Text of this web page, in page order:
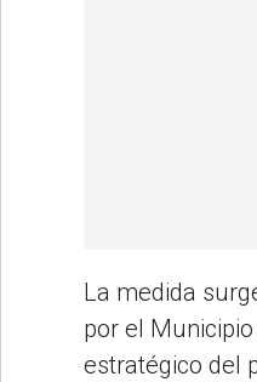
La medida
por el
estratégico del